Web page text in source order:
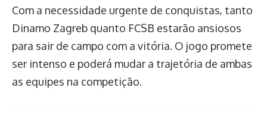
Com a necessidade urgente de conquistas, tanto
Dinamo Zagreb quanto FCSB estarão ansiosos
para sair de campo com a vitória. O jogo promete
ser intenso e poderá mudar a trajetória de ambas
as equipes na competição.